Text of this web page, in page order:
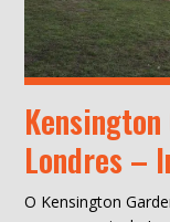
Londres –
O Kensington